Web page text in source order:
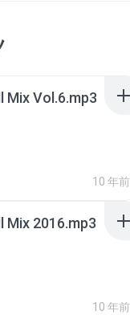
Mix Vol.6.mp3
10 年前
Mix 2016.mp3
10 年前